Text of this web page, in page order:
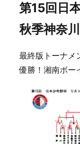
第15回日
秋季神奈
最終版トーナメ
優勝！湘南ボー